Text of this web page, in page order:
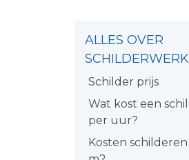
ALLES OVER
Schilder prijs
Wat kost een
per uur?
Kosten